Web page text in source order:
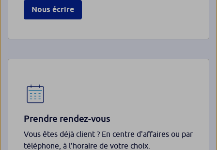
Nous écrire
Prendre rendez-vous
Vous êtes déjà client ? En centre d'affaires ou par
téléphone, à l’horaire de votre choix.